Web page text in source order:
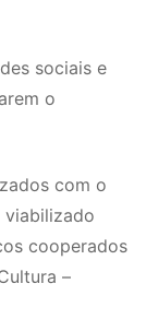
sociais e
o
com o
viabilizado
cooperados
–